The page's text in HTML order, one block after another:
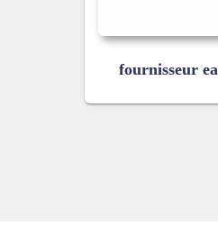
fournisseur